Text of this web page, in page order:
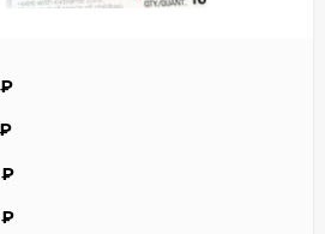
₽
₽
₽
₽